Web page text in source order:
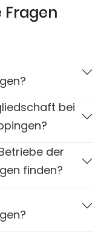
Fragen
bei
der
finden?